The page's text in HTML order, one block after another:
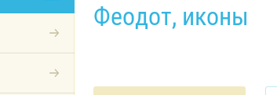
Феодот, иконы